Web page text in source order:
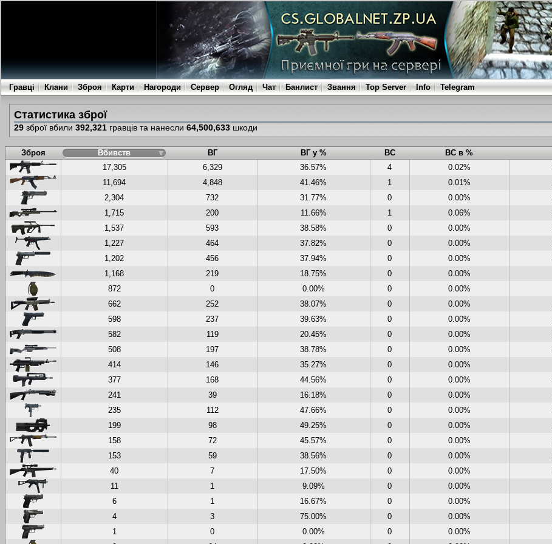
Гравці Клани Зброя Карти Нагороди Сервер Огляд Чат Банлист Звання Top Server Info Telegram
Статистика зброї
29зброї вбили 392,321гравців та нанесли 64,500,633шкоди
Зброя Вбивств ВГ ВГ у % ВС ВС в %
17,305
6,329 36.57% 4 0.02%
11,694
4,848 41.46% 1 0.01%
2,304
732 31.77% 0 0.00%
1,715
200 11.66% 1 0.06%
1,537
593 38.58% 0 0.00%
1,227
464 37.82% 0 0.00%
1,202
456 37.94% 0 0.00%
1,168
219 18.75% 0 0.00%
872
0 0.00% 0 0.00%
662
252 38.07% 0 0.00%
598
237 39.63% 0 0.00%
582
119 20.45% 0 0.00%
508
197 38.78% 0 0.00%
414
146 35.27% 0 0.00%
377
168 44.56% 0 0.00%
241
39 16.18% 0 0.00%
235
112 47.66% 0 0.00%
199
98 49.25% 0 0.00%
158
72 45.57% 0 0.00%
153
59 38.56% 0 0.00%
40
7 17.50% 0 0.00%
11
1 9.09% 0 0.00%
6
1 16.67% 0 0.00%
4
3 75.00% 0 0.00%
1
0 0.00% 0 0.00%